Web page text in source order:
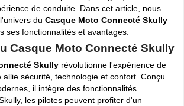
de conduite. Dans cet article, nous
duCasque Moto Connecté Skully
ses fonctionnalités et avantages.
Casque Moto Connecté Skully
Skully révolutionne l'expérience de
allie sécurité, technologie et confort. Conçu
il intègre des fonctionnalités
les pilotes peuvent profiter d'un